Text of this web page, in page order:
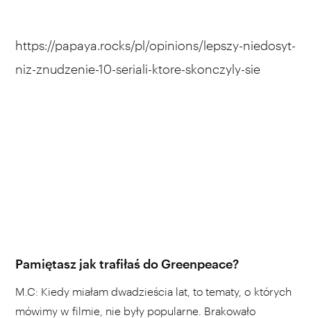
https://papaya.rocks/pl/opinions/lepszy-niedosyt-
niz-znudzenie-10-seriali-ktore-skonczyly-sie
Pamiętasz jak trafiłaś do Greenpeace?
M.C: Kiedy miałam dwadzieścia lat, to tematy, o których
mówimy w filmie, nie były popularne. Brakowało